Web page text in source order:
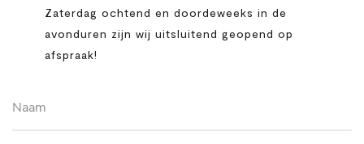
Zaterdag ochtend en doordeweeks in de
avonduren zijn wij uitsluitend geopend op
afspraak!